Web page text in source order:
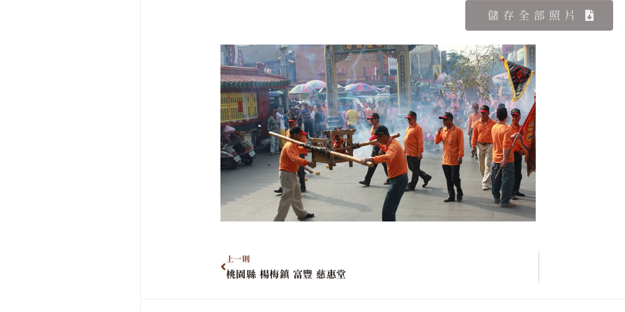
儲存全部照片
上一則
桃園縣 楊梅鎮 富豐 慈惠堂